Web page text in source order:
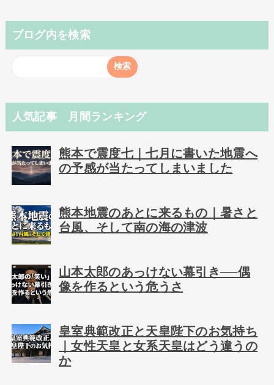
ブログ内を検索
人気記事 月間ランキング
熊本で震度七｜七月に書いた地震へ
の予感が当たってしまいました
熊本地震のあとに来るもの｜暑さと
台風、そして南の海の津波
山本太郎のあっけない幕引き──偶
像を作るという危うさ
皇室典範改正と天皇陛下のお気持ち
｜女性天皇と女系天皇はどう違うの
か